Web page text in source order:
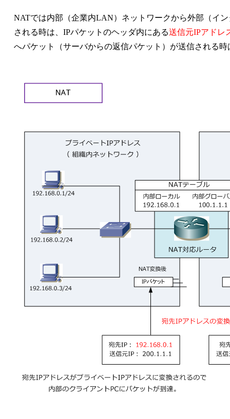
NATでは内部（企業内LAN）ネットワークから外部（イ
される時は、IPパケットのヘッダ内にある送信元IPアドレ
へパケット（サーバからの返信パケット）が送信される時